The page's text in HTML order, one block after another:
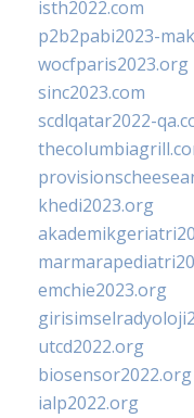
isth2022.com
p2b2pabi2023-
wocfparis2023.org
sinc2023.com
scdlqatar2022-
khedi2023.org
emchie2023.org
utcd2022.org
biosensor2022.org
ialp2022.org